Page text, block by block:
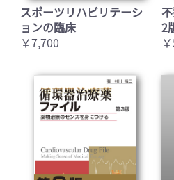
スポーツリハビリテーシ
ョンの臨床
￥7,700
2